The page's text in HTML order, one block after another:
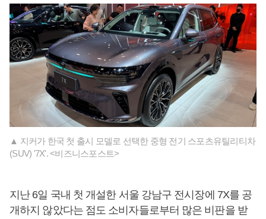
▲ 지커가 한국 첫 출시 모델로 선택한 중형 전기 스포츠유틸리티차
(SUV) '7X'. <비즈니스포스트>
지난 6일 국내 첫 개설한 서울 강남구 전시장에 7X를 공
개하지 않았다는 점도 소비자들로부터 많은 비판을 받